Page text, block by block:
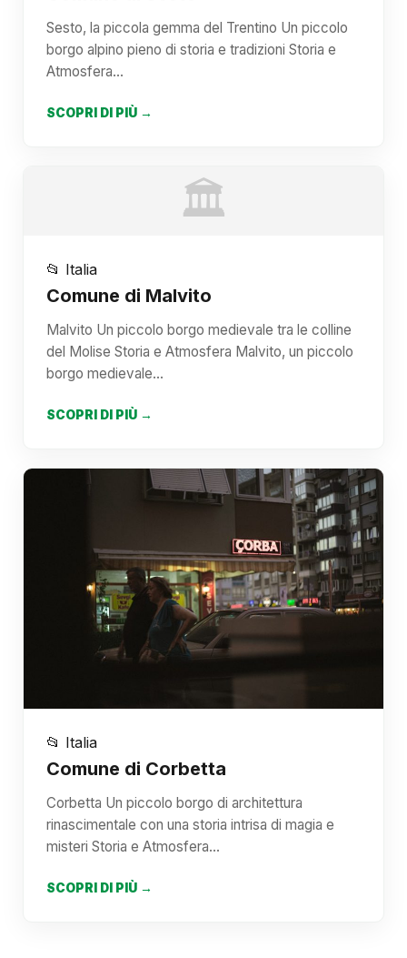
Sesto, la piccola gemma del Trentino Un piccolo
borgo alpino pieno di storia e tradizioni Storia e
Atmosfera…
SCOPRI DI PIÙ →
🏛️
📂 Italia
Comune di Malvito
Malvito Un piccolo borgo medievale tra le colline
del Molise Storia e Atmosfera Malvito, un piccolo
borgo medievale…
SCOPRI DI PIÙ →
📂 Italia
Comune di Corbetta
Corbetta Un piccolo borgo di architettura
rinascimentale con una storia intrisa di magia e
misteri Storia e Atmosfera…
SCOPRI DI PIÙ →